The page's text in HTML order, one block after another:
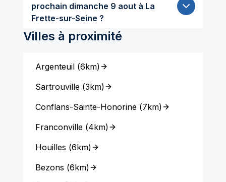
prochain dimanche 9 aout à La
Frette-sur-Seine ?
Villes à proximité
Argenteuil(6km)
Sartrouville(3km)
Conflans-Sainte-Honorine(7km)
Franconville(4km)
Houilles (6km)
Bezons (6km)